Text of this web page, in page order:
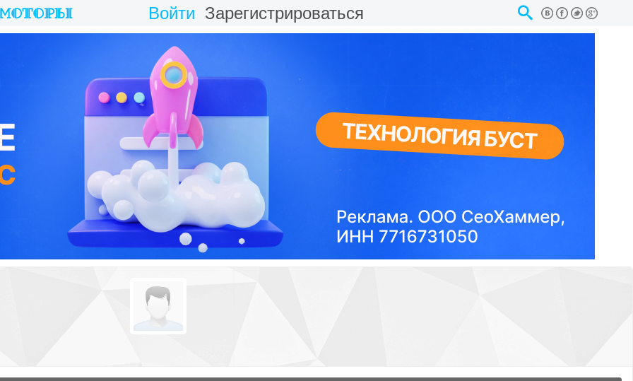
Войти Зарегистрироваться